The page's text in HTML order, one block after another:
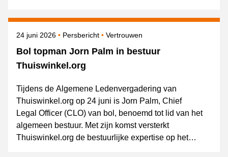
Bol topman Jorn Palm in bestuur
Thuiswinkel.org
Gepubliceerd op
24 juni 2026 Categorie
Persbericht Onderwerpen
Vertrouwen
Tijdens de Algemene Ledenvergadering van
Thuiswinkel.org op 24 juni is Jorn Palm, Chief
Legal Officer (CLO) van bol, benoemd tot lid van het
algemeen bestuur. Met zijn komst versterkt
Thuiswinkel.org de bestuurlijke expertise op het